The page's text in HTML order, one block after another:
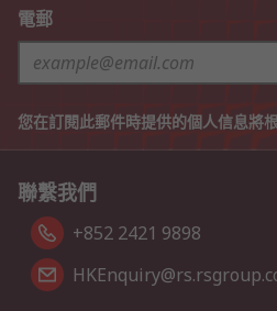
電郵
您在訂閱此郵件時提供的個人信息將
聯繫我們
+852 2421 9898